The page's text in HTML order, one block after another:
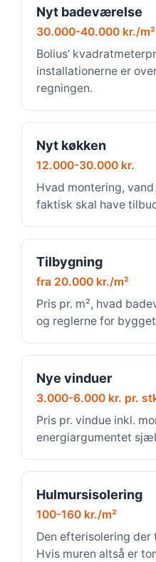
Nyt badeværelse
30.000-40.000 kr./m²
Bolius’
installationerne er
regningen.
Nyt køkken
12.000-30.000 kr.
Hvad montering,
faktisk skal have
Tilbygning
fra 20.000 kr./m²
Pris pr. m², hvad
og reglerne for
Nye vinduer
3.000-6.000 kr. pr.
Pris pr. vindue inkl.
energiargumentet
Hulmursisolering
100-160 kr./m²
Den efterisolering
Hvis muren altså er